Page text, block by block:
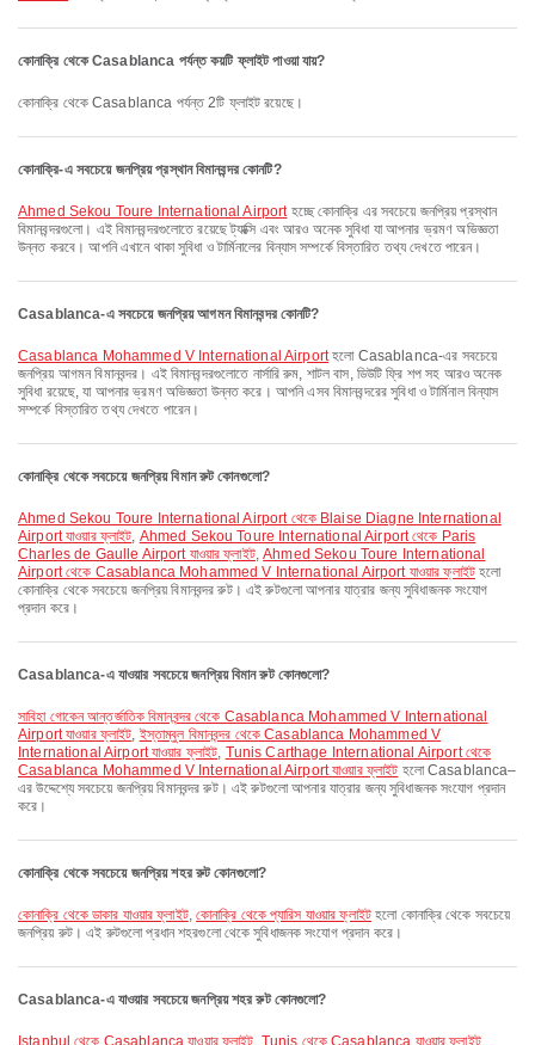
কোনাক্রি থেকে Casablanca পর্যন্ত কয়টি ফ্লাইট পাওয়া যায়?
কোনাক্রি থেকে Casablanca পর্যন্ত 2টি ফ্লাইট রয়েছে।
কোনাক্রি-এ সবচেয়ে জনপ্রিয় প্রস্থান বিমানবন্দর কোনটি?
Ahmed Sekou Toure International Airportহচ্ছে কোনাক্রি এর সবচেয়ে জনপ্রিয় প্রস্থান
বিমানবন্দরগুলো। এই বিমানবন্দরগুলোতে রয়েছে ট্যাক্সি এবং আরও অনেক সুবিধা যা আপনার ভ্রমণ অভিজ্ঞতা
উন্নত করবে। আপনি এখানে থাকা সুবিধা ও টার্মিনালের বিন্যাস সম্পর্কে বিস্তারিত তথ্য দেখতে পারেন।
Casablanca-এ সবচেয়ে জনপ্রিয় আগমন বিমানবন্দর কোনটি?
Casablanca Mohammed V International Airportহলো Casablanca-এর সবচেয়ে
জনপ্রিয় আগমন বিমানবন্দর। এই বিমানবন্দরগুলোতে নার্সারি রুম, শাটল বাস, ডিউটি ফ্রি শপ সহ আরও অনেক
সুবিধা রয়েছে, যা আপনার ভ্রমণ অভিজ্ঞতা উন্নত করে। আপনি এসব বিমানবন্দরের সুবিধা ও টার্মিনাল বিন্যাস
সম্পর্কে বিস্তারিত তথ্য দেখতে পারেন।
কোনাক্রি থেকে সবচেয়ে জনপ্রিয় বিমান রুট কোনগুলো?
Ahmed Sekou Toure International Airport থেকে Blaise Diagne International
Airport যাওয়ার ফ্লাইট, Ahmed Sekou Toure International Airport থেকে Paris
Charles de Gaulle Airport যাওয়ার ফ্লাইট,Ahmed Sekou Toure International
Airport থেকে Casablanca Mohammed V International Airport যাওয়ার ফ্লাইটহলো
কোনাক্রি থেকে সবচেয়ে জনপ্রিয় বিমানবন্দর রুট। এই রুটগুলো আপনার যাত্রার জন্য সুবিধাজনক সংযোগ
প্রদান করে।
Casablanca-এ যাওয়ার সবচেয়ে জনপ্রিয় বিমান রুট কোনগুলো?
সাবিহা গোকেন আন্তর্জাতিক বিমানবন্দর থেকে Casablanca Mohammed V International
Airport যাওয়ার ফ্লাইট, ইস্তাম্বুল বিমানবন্দর থেকে Casablanca Mohammed V
International Airport যাওয়ার ফ্লাইট, Tunis Carthage International Airport থেকে
Casablanca Mohammed V International Airport যাওয়ার ফ্লাইট হলো Casablanca–
এর উদ্দেশ্যে সবচেয়ে জনপ্রিয় বিমানবন্দর রুট। এই রুটগুলো আপনার যাত্রার জন্য সুবিধাজনক সংযোগ প্রদান
করে।
কোনাক্রি থেকে সবচেয়ে জনপ্রিয় শহর রুট কোনগুলো?
কোনাক্রি থেকে ডাকার যাওয়ার ফ্লাইট,কোনাক্রি থেকে প্যারিস যাওয়ার ফ্লাইট হলো কোনাক্রি থেকে সবচেয়ে
জনপ্রিয় রুট। এই রুটগুলো প্রধান শহরগুলো থেকে সুবিধাজনক সংযোগ প্রদান করে।
Casablanca-এ যাওয়ার সবচেয়ে জনপ্রিয় শহর রুট কোনগুলো?
Istanbul থেকে Casablanca যাওয়ার ফ্লাইট, Tunis থেকে Casablanca যাওয়ার ফ্লাইট,